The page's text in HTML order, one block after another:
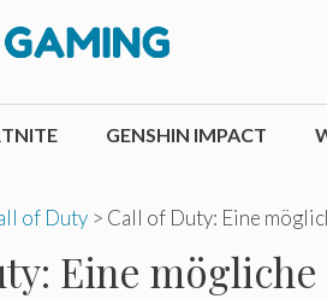
GENSHIN IMPACT
of Duty > Call of Duty: Eine
Eine